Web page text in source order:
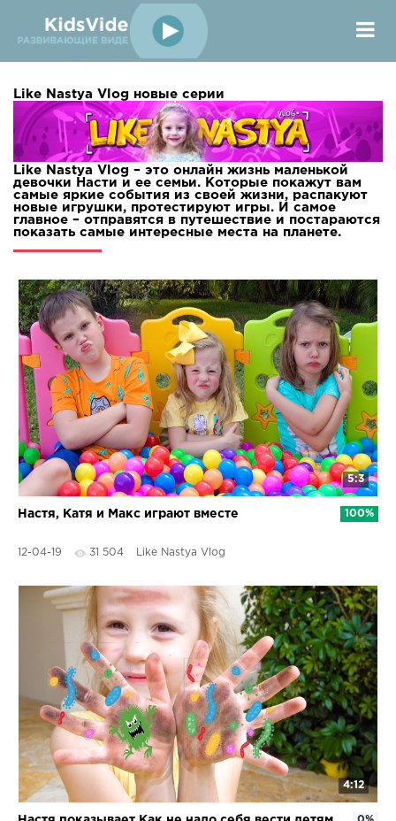
Like Nastya Vlog новые серии
Like Nastya Vlog – это онлайн жизнь маленькой
девочки Насти и ее семьи. Которые покажут вам
самые яркие события из своей жизни, распакуют
новые игрушки, протестируют игры. И самое
главное – отправятся в путешествие и постараются
показать самые интересные места на планете.
5:3
Настя, Катя и Макс играют вместе
12-04-19 31 504 Like Nastya Vlog
100%
4:12